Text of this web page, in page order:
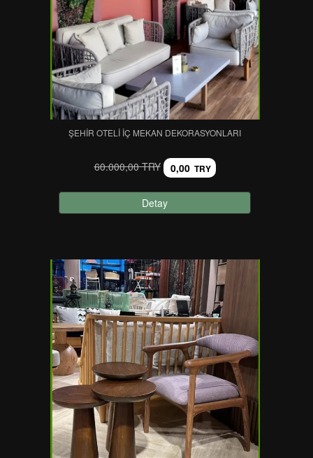
ŞEHIR OTELI İÇ MEKAN DEKORASYONLARI
60.000,00 TRY 0,00 TRY
Detay